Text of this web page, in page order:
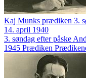
Kaj Munks prædiken 3.
14. april 1940
3. søndag efter påske
1945 Prædiken